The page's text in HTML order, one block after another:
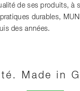
de ses produits, à
durables,
des années.
Made in